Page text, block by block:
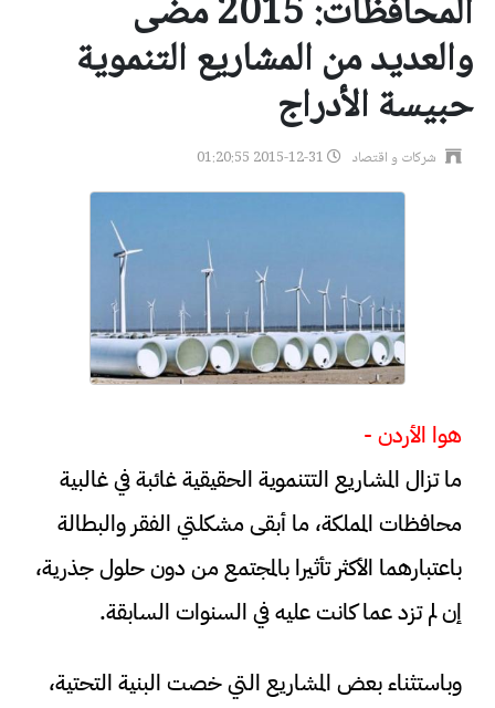
المحافظات: 2015 مضى
والعديد من المشاريع التنموية
حبيسة الأدراج
شركات و اقتصاد
هوا الأردن -
ما تزال المشاريع التتنموية الحقيقية غائبة في غالبية
محافظات المملكة، ما أبقى مشكلتي الفقر والبطالة
باعتبارهما الأكثر تأثيرا بالمجتمع من دون حلول جذرية،
إن لم تزد عما كانت عليه في السنوات السابقة.
وباستثناء بعض المشاريع التي خصت البنية التحتية،